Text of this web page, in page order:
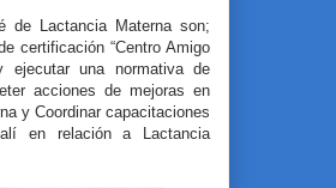
de Lactancia Materna son;
certificación “Centro Amigo
una normativa de
acciones de mejoras en
y Coordinar capacitaciones
en relación a Lactancia